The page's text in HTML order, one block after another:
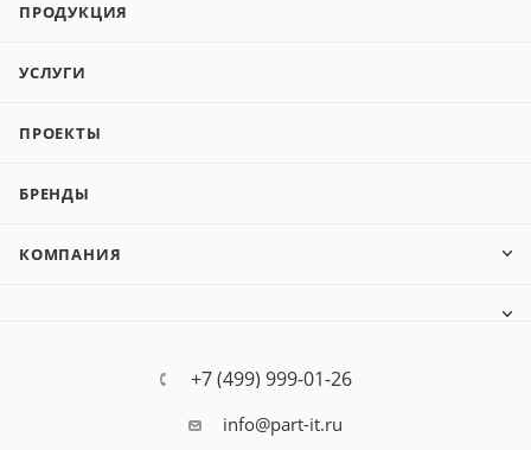
ПРОДУКЦИЯ
УСЛУГИ
ПРОЕКТЫ
БРЕНДЫ
КОМПАНИЯ
+7 (499) 999-01-26
info@part-it.ru